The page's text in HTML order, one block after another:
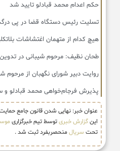
حکم اعدام محمد قبادلو تایید شد
تسلیت رئیس دستگاه قضا در پی
هیچ کدام از متهمان اغتشاشات
طحان‌ نظیف: مرحوم شیبانی در
روایت دبیر شورای نگهبان از مرحوم
پذیرش فرجام‌خواهی محمد قبادلو
عنوان خبر: نهایی شدن قانون جامع
اینگزارش خبریتوسط تیم خبرگزاری
تحت سریالمنحصربفرد ثبت شد .